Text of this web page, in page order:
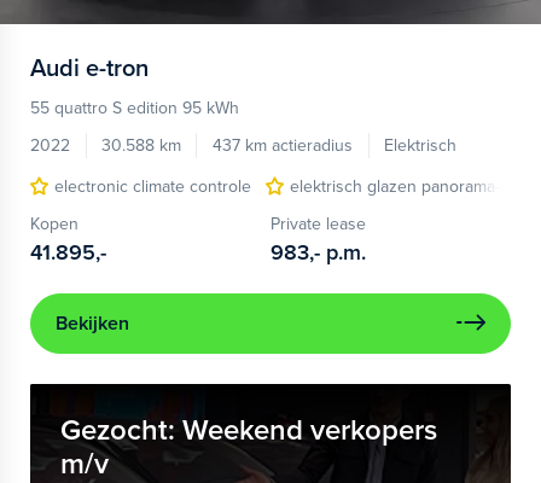
Audi e-tron
55 quattro S edition 95 kWh
2022
30.588 km 437 km actieradius
Elektrisch
electronic climate controle
elektrisch glazen panorama-dak
Kopen
41.895,-
Private lease
983,- p.m.
Bekijken
Gezocht: Weekend verkopers
m/v